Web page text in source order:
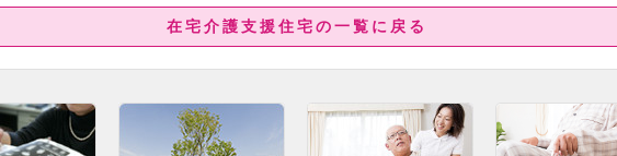
在宅介護支援住宅の一覧に戻る